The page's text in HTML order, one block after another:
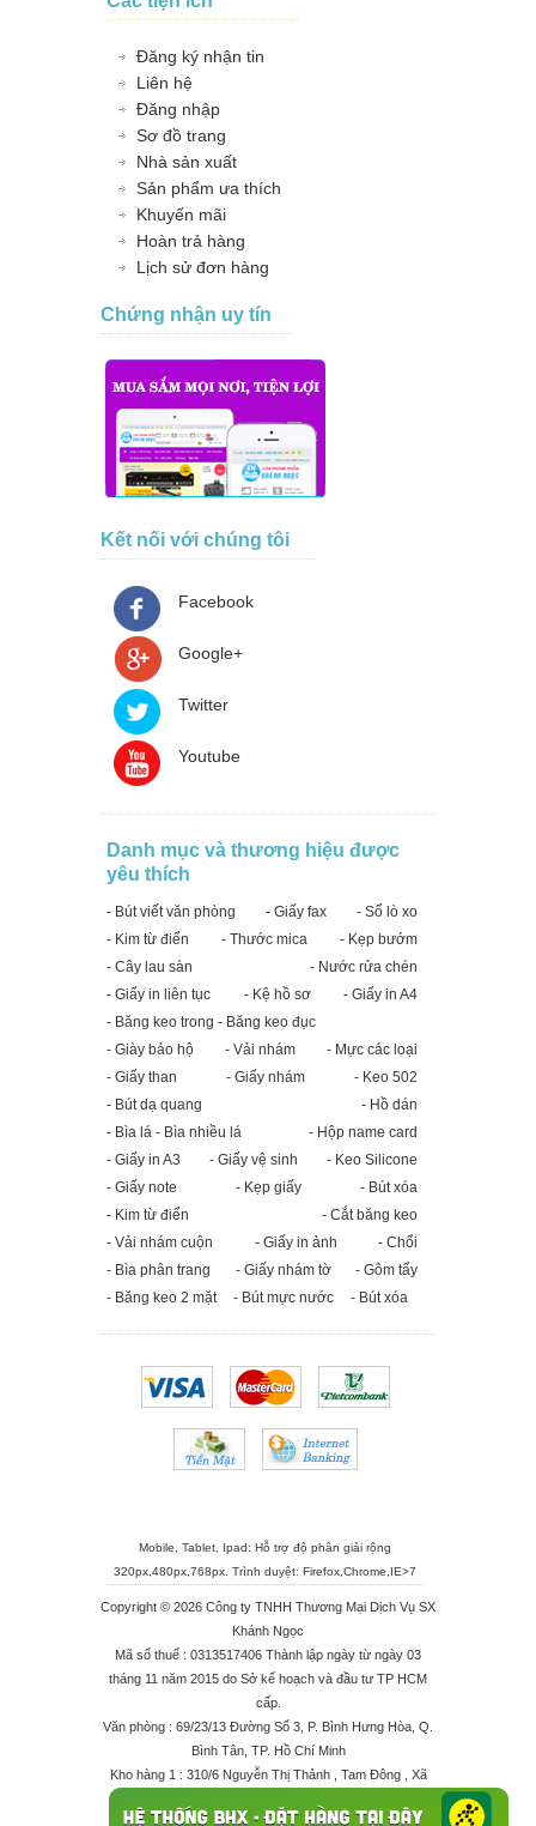
Đăng ký nhận tin
Liên hệ
Đăng nhập
Sơ đồ trang
Nhà sản xuất
Sản phẩm ưa thích
Khuyến mãi
Hoàn trả hàng
Lịch sử đơn hàng
Chứng nhận uy tín
Kết nối với chúng tôi
Facebook
Google+
Twitter
Youtube
Danh mục và thương hiệu được
yêu thích
- Bút viết văn phòng - Giấy fax
- Sổ lò xo
- Kim từ điển
- Thước mica
- Kẹp bướm
- Cây lau sàn
- Nước rửa chén
- Giấy in liên tục
- Kệ hồ sơ
- Giấy in A4
- Băng keo trong - Băng keo đục
- Giày bảo hộ
- Vải nhám
- Mực các loại
- Giấy than
- Giấy nhám
- Keo 502
- Bút dạ quang
- Hồ dán
- Bìa lá - Bìa nhiều lá
- Hộp name card
- Giấy in A3
- Giấy vệ sinh
- Keo Silicone
- Giấy note
- Kẹp giấy
- Bút xóa
- Kim từ điển
- Cắt băng keo
- Vải nhám cuộn
- Giấy in ảnh
- Chổi
- Bìa phân trang
- Giấy nhám tờ
- Gôm tẩy
- Băng keo 2 mặt
- Bút mực nước - Bút xóa
Mobile, Tablet, Ipad: Hỗ trợ độ phân giải rộng
320px,480px,768px. Trình duyệt: Firefox,Chrome,IE>7
Copyright © 2026 Công ty TNHH Thương Mại Dịch Vụ SX
Khánh Ngọc
Mã số thuế : 0313517406 Thành lập ngày từ ngày 03
tháng 11 năm 2015 do Sở kế hoạch và đầu tư TP HCM
cấp.
Văn phòng : 69/23/13 Đường Số 3, P. Bình Hưng Hòa, Q.
Bình Tân, TP. Hồ Chí Minh
Kho hàng 1 : 310/6 Nguyễn Thị Thảnh , Tam Đông , Xã
Kho hàng 2 : 68/2X Ấp Đông 1 , Xã Thới Tam Thôn ,